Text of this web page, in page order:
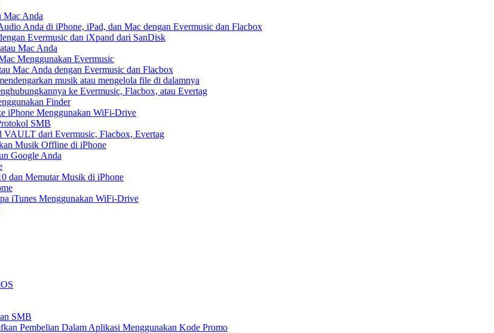
Mac Anda
Anda di iPhone, iPad, dan Mac dengan Evermusic dan Flacbox
Evermusic dan iXpand dari SanDisk
Mac Anda
Menggunakan Evermusic
Mac Anda dengan Evermusic dan Flacbox
musik atau mengelola file di dalamnya
ke Evermusic, Flacbox, atau Evertag
Finder
iPhone Menggunakan WiFi-Drive
SMB
VAULT dari Evermusic, Flacbox, Evertag
Musik Offline di iPhone
Google Anda
dan Memutar Musik di iPhone
iTunes Menggunakan WiFi-Drive
SMB
Pembelian Dalam Aplikasi Menggunakan Kode Promo